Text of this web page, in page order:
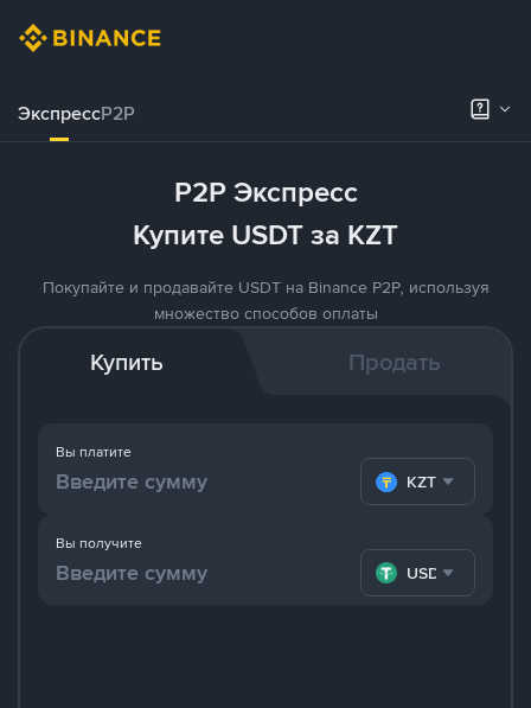
ЭкспрессP2P
P2P Экспресс
Купите USDT за KZT
Покупайте и продавайте USDT на Binance P2P, используя
множество способов оплаты
Купить Продать
Вы платите
KZT
Вы получите
USDT